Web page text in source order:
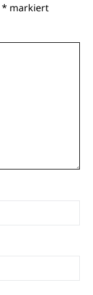
* markiert